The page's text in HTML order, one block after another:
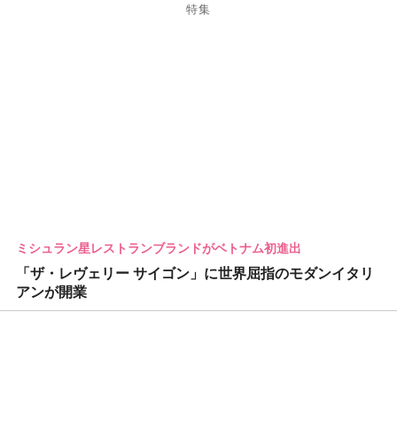
特集
ミシュラン星レストランブランドがベトナム初進出
「ザ・レヴェリー サイゴン」に世界屈指のモダンイタリ
アンが開業